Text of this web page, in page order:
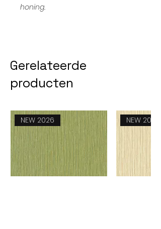
honing.
Gerelateerde
producten
NEW 2026 NEW 2026